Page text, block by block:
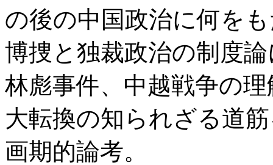
の後の中国政治に何を
博捜と独裁政治の制度
林彪事件、中越戦争の
大転換の知られざる道
画期的論考。